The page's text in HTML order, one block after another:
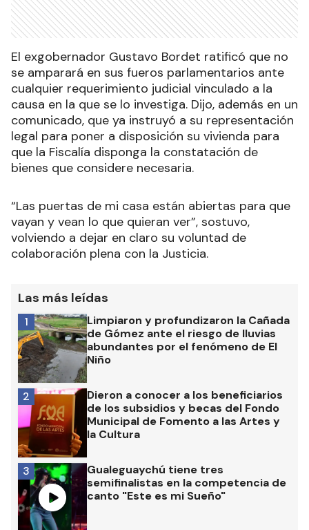
El exgobernador Gustavo Bordet ratificó que no
se amparará en sus fueros parlamentarios ante
cualquier requerimiento judicial vinculado a la
causa en la que se lo investiga. Dijo, además en un
comunicado, que ya instruyó a su representación
legal para poner a disposición su vivienda para
que la Fiscalía disponga la constatación de
bienes que considere necesaria.
“Las puertas de mi casa están abiertas para que
vayan y vean lo que quieran ver”, sostuvo,
volviendo a dejar en claro su voluntad de
colaboración plena con la Justicia.
Las más leídas
Limpiaron y profundizaron la Cañada
de Gómez ante el riesgo de lluvias
abundantes por el fenómeno de El
Niño
1
Dieron a conocer a los beneficiarios
de los subsidios y becas del Fondo
Municipal de Fomento a las Artes y
la Cultura
2
Gualeguaychú tiene tres
semifinalistas en la competencia de
canto "Este es mi Sueño"
3